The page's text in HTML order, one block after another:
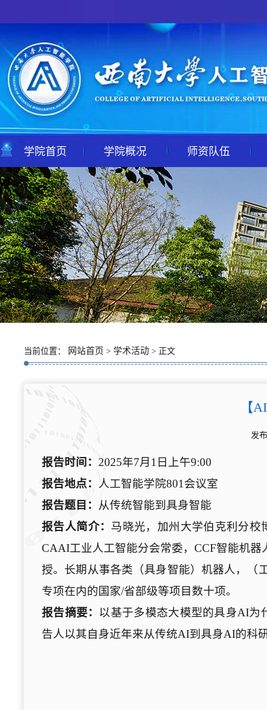
学院首页 学院概况 师资队伍
当前位置： 网站首页 > 学术活动 > 正文
【
发
报告时间： 2025年7月1日上午9:00
报告地点： 人工智能学院801会议室
报告题目： 从传统智能到具身智能
报告人简介： 马晓光，加州大学伯克利分校
CAAI工业人工智能分会常委，CCF智能机
授。长期从事各类（具身智能）机器人，（
专项在内的国家/省部级等项目数十项。
报告摘要： 以基于多模态大模型的具身AI为
告人以其自身近年来从传统AI到具身AI的科